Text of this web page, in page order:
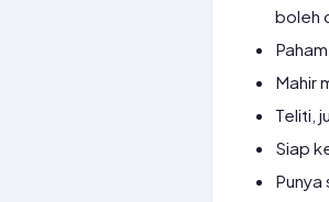
boleh
Mahir
Teliti,
Siap